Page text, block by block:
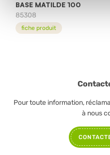
BASE MATILDE 100
85308
fiche produit
Pour toute information,
à nous